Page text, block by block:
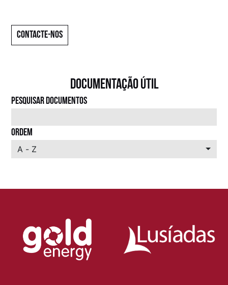
CONTACTE-NOS
DOCUMENTAÇÃO ÚTIL
PESQUISAR DOCUMENTOS
ORDEM
A - Z